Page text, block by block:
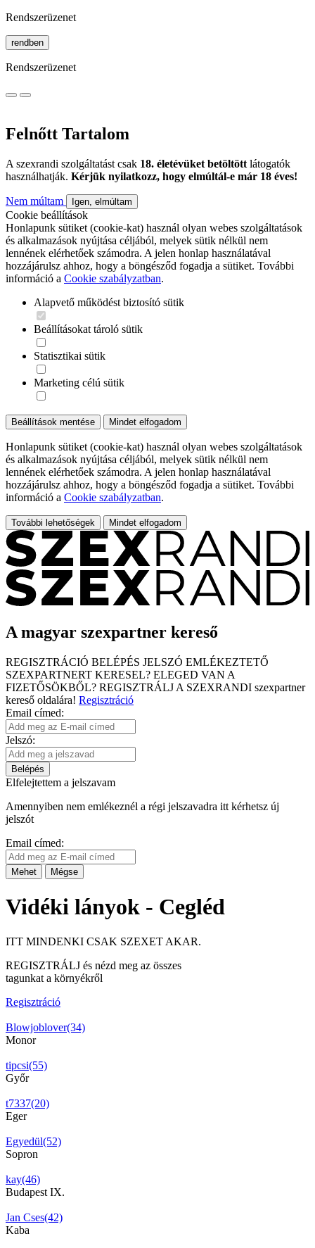
Rendszerüzenet
rendben
Rendszerüzenet
Felnőtt Tartalom
A szexrandi szolgáltatást csak 18. életévüket betöltött látogatók
használhatják. Kérjük nyilatkozz, hogy elmúltál-e már 18 éves!
Nem múltam Igen, elmúltam
Cookie beállítások
Honlapunk sütiket (cookie-kat) használ olyan webes szolgáltatások
és alkalmazások nyújtása céljából, melyek sütik nélkül nem
lennének elérhetőek számodra. A jelen honlap használatával
hozzájárulsz ahhoz, hogy a böngésződ fogadja a sütiket. További
információ a Cookie szabályzatban.
Alapvető működést biztosító sütik
Beállításokat tároló sütik
Statisztikai sütik
Marketing célú sütik
Beállítások mentése Mindet elfogadom
Honlapunk sütiket (cookie-kat) használ olyan webes szolgáltatások
és alkalmazások nyújtása céljából, melyek sütik nélkül nem
lennének elérhetőek számodra. A jelen honlap használatával
hozzájárulsz ahhoz, hogy a böngésződ fogadja a sütiket. További
információ a Cookie szabályzatban.
További lehetőségek Mindet elfogadom
A magyar szexpartner kereső
REGISZTRÁCIÓ BELÉPÉS JELSZÓ EMLÉKEZTETŐ
SZEXPARTNERT KERESEL? ELEGED VAN A
FIZETŐSÖKBŐL? REGISZTRÁLJ A SZEXRANDI szexpartner
kereső oldalára! Regisztráció
Email címed:
Jelszó:
Belépés
Elfelejtettem a jelszavam
Amennyiben nem emlékeznél a régi jelszavadra itt kérhetsz új
jelszót
Email címed:
Mehet Mégse
Vidéki lányok - Cegléd
ITT MINDENKI CSAK SZEXET AKAR.
REGISZTRÁLJ és nézd meg az összes
tagunkat a környékről
Regisztráció
Blowjoblover(34)
Monor
tipcsi(55)
Győr
t7337(20)
Eger
Egyedül(52)
Sopron
kay(46)
Budapest IX.
Jan Cses(42)
Kaba